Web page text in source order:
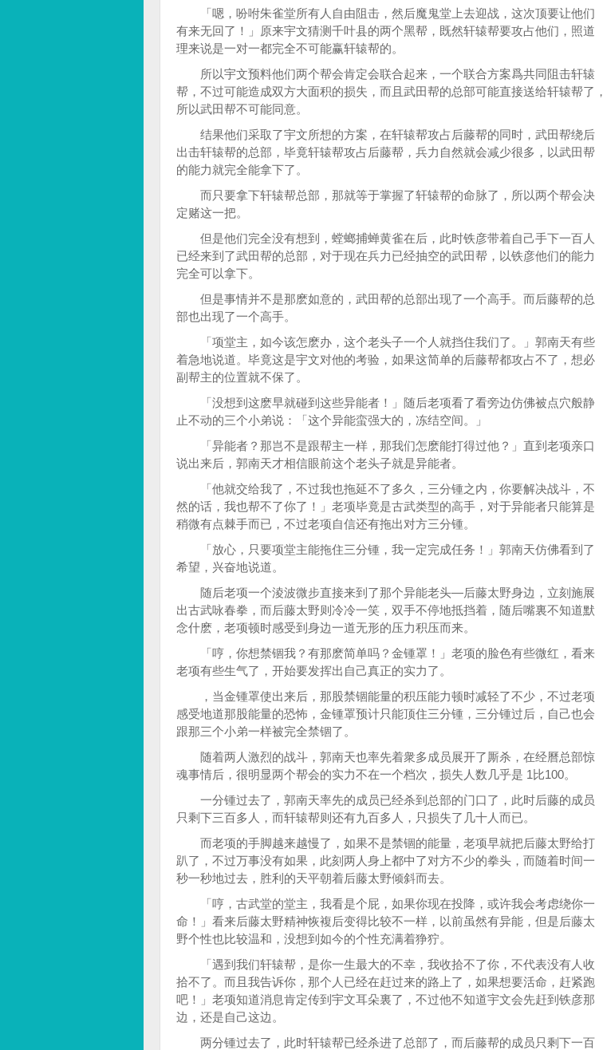
「嗯，吩咐朱雀堂所有人自由阻击，然后魔鬼堂上去迎战，这次顶要让他们
有来无回了！」原来宇文猜测千叶县的两个黑帮，既然轩辕帮要攻占他们，照道
理来说是一对一都完全不可能赢轩辕帮的。
所以宇文预料他们两个帮会肯定会联合起来，一个联合方案爲共同阻击轩辕
帮，不过可能造成双方大面积的损失，而且武田帮的总部可能直接送给轩辕帮了，
所以武田帮不可能同意。
结果他们采取了宇文所想的方案，在轩辕帮攻占后藤帮的同时，武田帮绕后
出击轩辕帮的总部，毕竟轩辕帮攻占后藤帮，兵力自然就会减少很多，以武田帮
的能力就完全能拿下了。
而只要拿下轩辕帮总部，那就等于掌握了轩辕帮的命脉了，所以两个帮会决
定赌这一把。
但是他们完全没有想到，螳螂捕蝉黄雀在后，此时铁彦带着自己手下一百人
已经来到了武田帮的总部，对于现在兵力已经抽空的武田帮，以铁彦他们的能力
完全可以拿下。
但是事情并不是那麽如意的，武田帮的总部出现了一个高手。而后藤帮的总
部也出现了一个高手。
「项堂主，如今该怎麽办，这个老头子一个人就挡住我们了。」郭南天有些
着急地说道。毕竟这是宇文对他的考验，如果这简单的后藤帮都攻占不了，想必
副帮主的位置就不保了。
「没想到这麽早就碰到这些异能者！」随后老项看了看旁边仿佛被点穴般静
止不动的三个小弟说：「这个异能蛮强大的，冻结空间。」
「异能者？那岂不是跟帮主一样，那我们怎麽能打得过他？」直到老项亲口
说出来后，郭南天才相信眼前这个老头子就是异能者。
「他就交给我了，不过我也拖延不了多久，三分锺之内，你要解决战斗，不
然的话，我也帮不了你了！」老项毕竟是古武类型的高手，对于异能者只能算是
稍微有点棘手而已，不过老项自信还有拖出对方三分锺。
「放心，只要项堂主能拖住三分锺，我一定完成任务！」郭南天仿佛看到了
希望，兴奋地说道。
随后老项一个淩波微步直接来到了那个异能老头—后藤太野身边，立刻施展
出古武咏春拳，而后藤太野则冷冷一笑，双手不停地抵挡着，随后嘴裏不知道默
念什麽，老项顿时感受到身边一道无形的压力积压而来。
「哼，你想禁锢我？有那麽简单吗？金锺罩！」老项的脸色有些微红，看来
老项有些生气了，开始要发挥出自己真正的实力了。
，当金锺罩使出来后，那股禁锢能量的积压能力顿时减轻了不少，不过老项
感受地道那股能量的恐怖，金锺罩预计只能顶住三分锺，三分锺过后，自己也会
跟那三个小弟一样被完全禁锢了。
随着两人激烈的战斗，郭南天也率先着衆多成员展开了厮杀，在经曆总部惊
魂事情后，很明显两个帮会的实力不在一个档次，损失人数几乎是 1比100。
一分锺过去了，郭南天率先的成员已经杀到总部的门口了，此时后藤的成员
只剩下三百多人，而轩辕帮则还有九百多人，只损失了几十人而已。
而老项的手脚越来越慢了，如果不是禁锢的能量，老项早就把后藤太野给打
趴了，不过万事没有如果，此刻两人身上都中了对方不少的拳头，而随着时间一
秒一秒地过去，胜利的天平朝着后藤太野倾斜而去。
「哼，古武堂的堂主，我看是个屁，如果你现在投降，或许我会考虑绕你一
命！」看来后藤太野精神恢複后变得比较不一样，以前虽然有异能，但是后藤太
野个性也比较温和，没想到如今的个性充满着狰狞。
「遇到我们轩辕帮，是你一生最大的不幸，我收拾不了你，不代表没有人收
拾不了。而且我告诉你，那个人已经在赶过来的路上了，如果想要活命，赶紧跑
吧！」老项知道消息肯定传到宇文耳朵裏了，不过他不知道宇文会先赶到铁彦那
边，还是自己这边。
两分锺过去了，此时轩辕帮已经杀进了总部了，而后藤帮的成员只剩下一百